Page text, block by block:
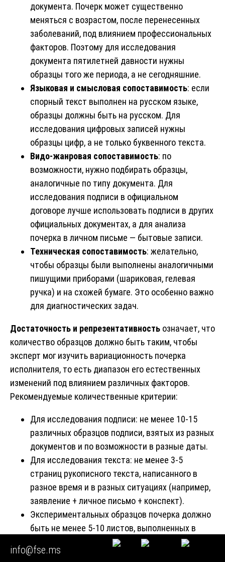
документа. Почерк может существенно
меняться с возрастом, после перенесенных
заболеваний, под влиянием профессиональных
факторов. Поэтому для исследования
документа пятилетней давности нужны
образцы того же периода, а не сегодняшние.
Языковая и смысловая сопоставимость: если
спорный текст выполнен на русском языке,
образцы должны быть на русском. Для
исследования цифровых записей нужны
образцы цифр, а не только буквенного текста.
Видо-жанровая сопоставимость: по
возможности, нужно подбирать образцы,
аналогичные по типу документа. Для
исследования подписи в официальном
договоре лучше использовать подписи в других
официальных документах, а для анализа
почерка в личном письме — бытовые записи.
Техническая сопоставимость: желательно,
чтобы образцы были выполнены аналогичными
пишущими приборами (шариковая, гелевая
ручка) и на схожей бумаге. Это особенно важно
для диагностических задач.
Достаточность и репрезентативность означает, что
количество образцов должно быть таким, чтобы
эксперт мог изучить вариационность почерка
исполнителя, то есть диапазон его естественных
изменений под влиянием различных факторов.
Рекомендуемые количественные критерии:
Для исследования подписи: не менее 10-15
различных образцов подписи, взятых из разных
документов и по возможности в разные даты.
Для исследования текста: не менее 3-5
страниц рукописного текста, написанного в
разное время и в разных ситуациях (например,
заявление + личное письмо + конспект).
Экспериментальных образцов почерка должно
быть не менее 5-10 листов, выполненных в
info@fse.ms